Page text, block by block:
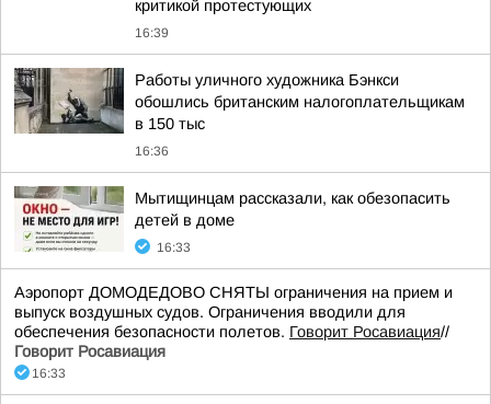
критикой протестующих
16:39
Работы уличного художника Бэнкси
обошлись британским налогоплательщикам
в 150 тыс
16:36
Мытищинцам рассказали, как обезопасить
детей в доме
16:33
Аэропорт ДОМОДЕДОВО СНЯТЫ ограничения на прием и
выпуск воздушных судов. Ограничения вводили для
обеспечения безопасности полетов. Говорит Росавиация//
Говорит Росавиация
16:33